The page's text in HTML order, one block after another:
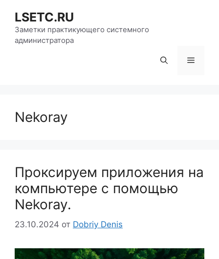
содержимому
LSETC.RU
Заметки практикующего системного
администратора
Меню
Nekoray
Проксируем приложения на
компьютере с помощью
Nekoray.
23.10.2024 от Dobriy Denis